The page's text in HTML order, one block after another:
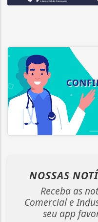
NOSSAS
Receba as
Comercial e
seu app